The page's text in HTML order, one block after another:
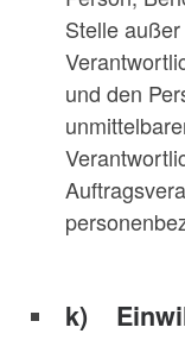
Stelle
und den
k)